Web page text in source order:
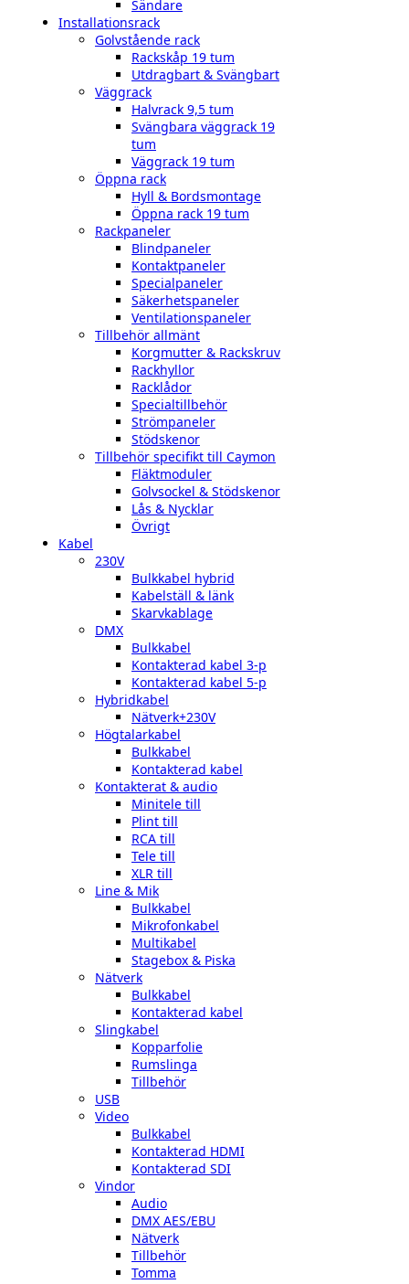
Sändare
Installationsrack
Golvstående rack
Rackskåp 19 tum
Utdragbart & Svängbart
Väggrack
Halvrack 9,5 tum
Svängbara väggrack 19
tum
Väggrack 19 tum
Öppna rack
Hyll & Bordsmontage
Öppna rack 19 tum
Rackpaneler
Blindpaneler
Kontaktpaneler
Specialpaneler
Säkerhetspaneler
Ventilationspaneler
Tillbehör allmänt
Korgmutter & Rackskruv
Rackhyllor
Racklådor
Specialtillbehör
Strömpaneler
Stödskenor
Tillbehör specifikt till Caymon
Fläktmoduler
Golvsockel & Stödskenor
Lås & Nycklar
Övrigt
Kabel
230V
Bulkkabel hybrid
Kabelställ & länk
Skarvkablage
DMX
Bulkkabel
Kontakterad kabel 3-p
Kontakterad kabel 5-p
Hybridkabel
Nätverk+230V
Högtalarkabel
Bulkkabel
Kontakterad kabel
Kontakterat & audio
Minitele till
Plint till
RCA till
Tele till
XLR till
Line & Mik
Bulkkabel
Mikrofonkabel
Multikabel
Stagebox & Piska
Nätverk
Bulkkabel
Kontakterad kabel
Slingkabel
Kopparfolie
Rumslinga
Tillbehör
USB
Video
Bulkkabel
Kontakterad HDMI
Kontakterad SDI
Vindor
Audio
DMX AES/EBU
Nätverk
Tillbehör
Tomma